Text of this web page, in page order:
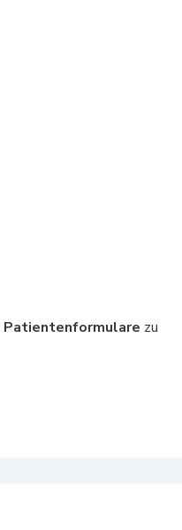
Patientenformulare zu